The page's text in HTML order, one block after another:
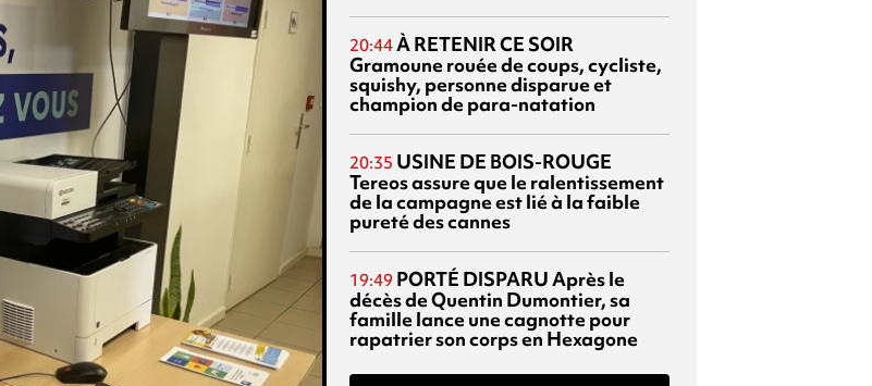
20:44À RETENIR CE SOIR
Gramoune rouée de coups, cycliste,
squishy, personne disparue et
champion de para-natation
20:35 USINE DE BOIS-ROUGE
Tereos assure que le ralentissement
de la campagne est lié à la faible
pureté des cannes
19:49 PORTÉ DISPARUAprès le
décès de Quentin Dumontier, sa
famille lance une cagnotte pour
rapatrier son corps en Hexagone